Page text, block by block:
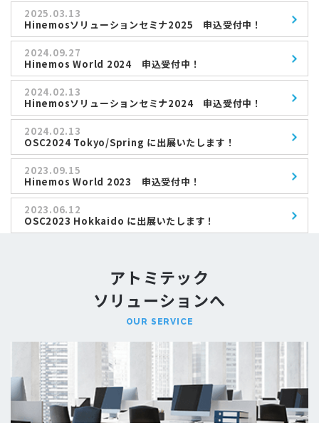
2025.03.13
Hinemosソリューションセミナ2025 申込受付中！
2024.09.27
Hinemos World 2024 申込受付中！
2024.02.13
Hinemosソリューションセミナ2024 申込受付中！
2024.02.13
OSC2024 Tokyo/Spring に出展いたします！
2023.09.15
Hinemos World 2023 申込受付中！
2023.06.12
OSC2023 Hokkaido に出展いたします！
アトミテック
ソリューションへ
OUR SERVICE